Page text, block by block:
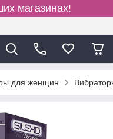
магазинах!
для женщин